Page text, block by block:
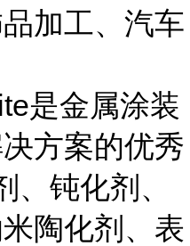
加工、汽车
是金属涂装
方案的优秀
、钝化剂、
陶化剂、表